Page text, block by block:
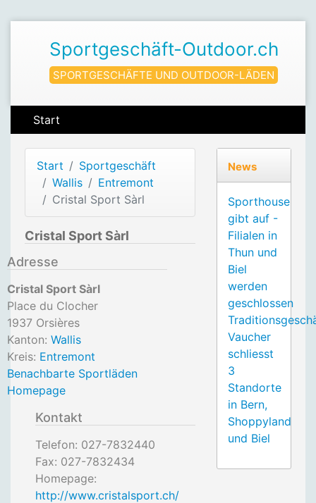
Sportgeschäft-Outdoor.ch
SPORTGESCHÄFTE UND OUTDOOR-LÄDEN
Start
Start
Sportgeschäft
Wallis
Entremont
Cristal Sport Sàrl
Cristal Sport Sàrl
Adresse
Cristal Sport Sàrl
Place du Clocher
1937 Orsières
Kanton: Wallis
Kreis: Entremont
Benachbarte Sportläden
Homepage
Kontakt
Telefon: 027-7832440
Fax: 027-7832434
Homepage:
http://www.cristalsport.ch/
News
Sporthouse
gibt auf -
Filialen in
Thun und
Biel
werden
geschlossen
Vaucher
schliesst
3
Standorte
in Bern,
Shoppyland
und Biel